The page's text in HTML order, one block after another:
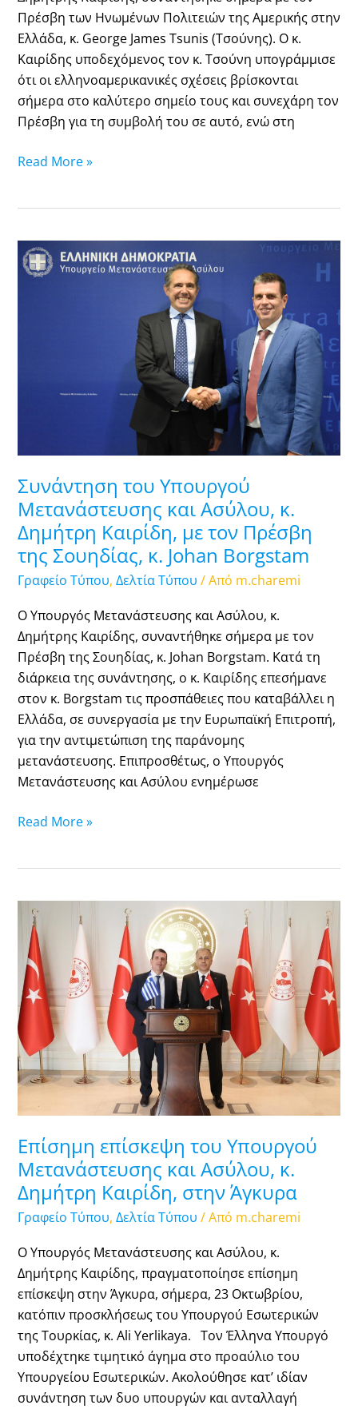
Πρέσβη των Ηνωμένων Πολιτειών της Αμερικής στην
Ελλάδα, κ. George James Tsunis (Τσούνης). Ο κ.
Καιρίδης υποδεχόμενος τον κ. Τσούνη υπογράμμισε
ότι οι ελληνοαμερικανικές σχέσεις βρίσκονται
σήμερα στο καλύτερο σημείο τους και συνεχάρη τον
Πρέσβη για τη συμβολή του σε αυτό, ενώ στη
Read More »
Συνάντηση του Υπουργού
Μετανάστευσης και Ασύλου, κ.
Δημήτρη Καιρίδη, με τον Πρέσβη
της Σουηδίας, κ. Johan Borgstam
Γραφείο Τύπου, Δελτία Τύπου / Από m.charemi
Ο Υπουργός Μετανάστευσης και Ασύλου, κ.
Δημήτρης Καιρίδης, συναντήθηκε σήμερα με τον
Πρέσβη της Σουηδίας, κ. Johan Borgstam. Κατά τη
διάρκεια της συνάντησης, ο κ. Καιρίδης επεσήμανε
στον κ. Borgstam τις προσπάθειες που καταβάλλει η
Ελλάδα, σε συνεργασία με την Ευρωπαϊκή Επιτροπή,
για την αντιμετώπιση της παράνομης
μετανάστευσης. Επιπροσθέτως, ο Υπουργός
Μετανάστευσης και Ασύλου ενημέρωσε
Συνάντηση
του
Δημήτρη
τον
Πρέσβη
της
Σουηδίας,
κ.
Johan
Borgstam
Read More »
Επίσημη επίσκεψη του Υπουργού
Μετανάστευσης και Ασύλου, κ.
Δημήτρη Καιρίδη, στην Άγκυρα
Γραφείο Τύπου, Δελτία Τύπου / Από m.charemi
Ο Υπουργός Μετανάστευσης και Ασύλου, κ.
Δημήτρης Καιρίδης, πραγματοποίησε επίσημη
επίσκεψη στην Άγκυρα, σήμερα, 23 Οκτωβρίου,
κατόπιν προσκλήσεως του Υπουργού Εσωτερικών
της Τουρκίας, κ. Ali Yerlikaya. Τον Έλληνα Υπουργό
υποδέχτηκε τιμητικό άγημα στο προαύλιο του
Υπουργείου Εσωτερικών. Ακολούθησε κατ’ ιδίαν
συνάντηση των δυο υπουργών και ανταλλαγή
Επίσημη
επίσκεψη
του
Υπουργού
Μετανάστευσης
και
Ασύλου,
κ.
Δημήτρη
στην
Άγκυρα